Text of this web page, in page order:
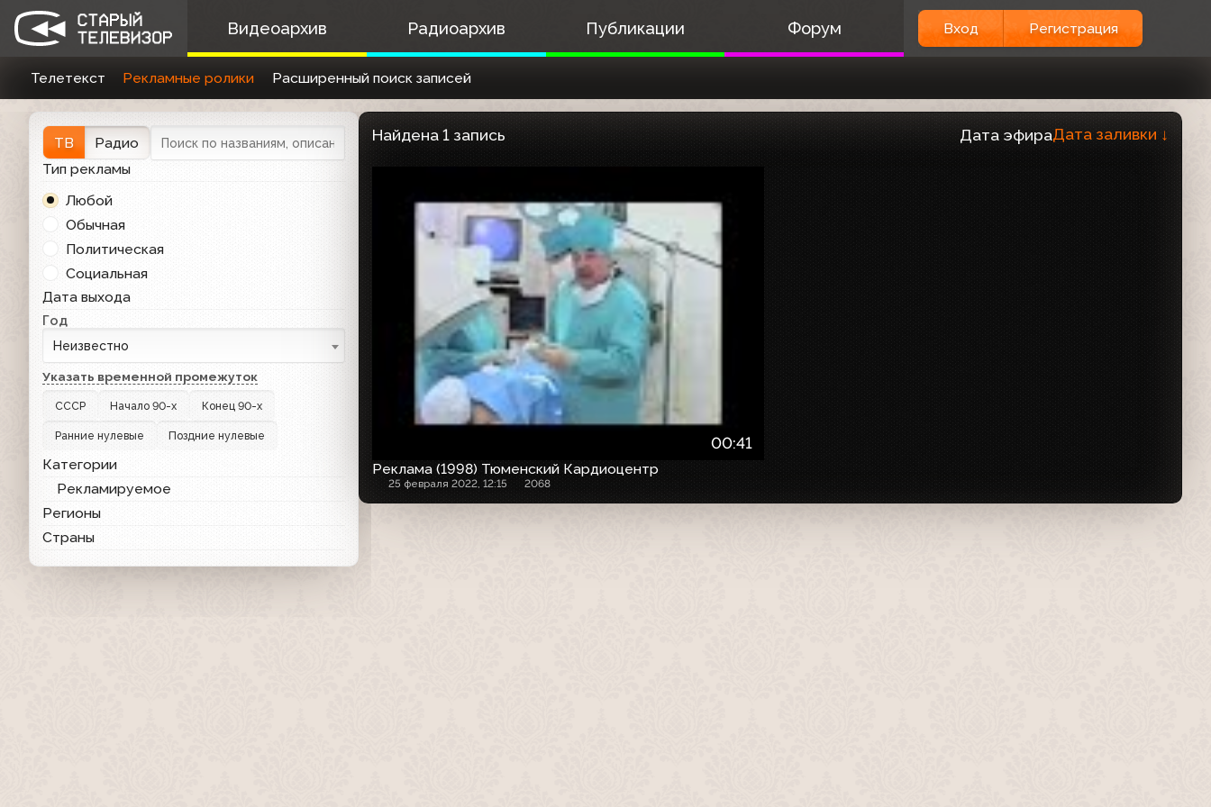
Видеоархив Радиоархив Публикации Форум Вход Регистрация
Телетекст Рекламные ролики Расширенный поиск записей
ТВ
Радио
Тип рекламы
Любой
Обычная
Политическая
Социальная
Дата выхода
Год
Неизвестно
Указать временной промежуток
СССР Начало 90-х Конец 90-х
Ранние нулевые Поздние нулевые
Категории
Рекламируемое
Регионы
Страны
Найдена 1 запись Дата эфираДата заливки ↓
00:41
Реклама (1998) Тюменский Кардиоцентр
25 февраля 2022, 12:15 2068